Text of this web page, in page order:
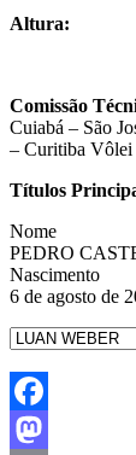
Altura:
Comissão
Cuiabá – São
– Curitiba Vôlei
Títulos
Nome
PEDRO
Nascimento
6 de agosto de
Facebook